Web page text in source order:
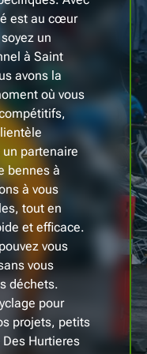
est au cœur
un
à Saint
avons la
où vous
partenaire
bennes à
à vous
tout en
et efficace.
vous
vous
déchets.
pour
projets, petits
Hurtieres